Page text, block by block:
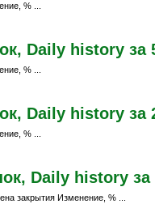
% ...
Daily history за
% ...
Daily history за
% ...
Daily history за
закрытия Изменение, % ...